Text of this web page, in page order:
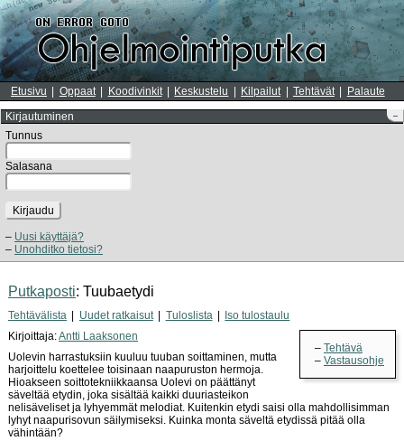
Etusivu Oppaat Koodivinkit Keskustelu Kilpailut Tehtävät Palaute
–
Kirjautuminen
Tunnus
Salasana
Kirjaudu
Uusi käyttäjä?
Unohditko tietosi?
Putkaposti: Tuubaetydi
Tehtävälista Uudet ratkaisut Tuloslista Iso tulostaulu
Tehtävä
Vastausohje
Kirjoittaja:Antti Laaksonen
Uolevin harrastuksiin kuuluu tuuban soittaminen, mutta
harjoittelu koettelee toisinaan naapuruston hermoja.
Hioakseen soittotekniikkaansa Uolevi on päättänyt
säveltää etydin, joka sisältää kaikki duuriasteikon
nelisäveliset ja lyhyemmät melodiat. Kuitenkin etydi saisi olla mahdollisimman
lyhyt naapurisovun säilymiseksi. Kuinka monta säveltä etydissä pitää olla
vähintään?